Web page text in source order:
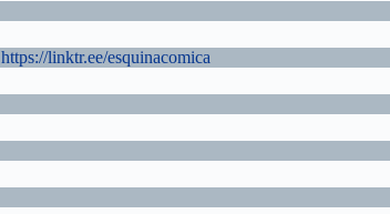
https://linktr.ee/esquinacomica